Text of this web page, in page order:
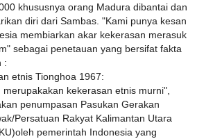
khususnya orang Madura dibantai dan
diri dari Sambas. "Kami punya kesan
membiarkan akar kekerasan merasuk
sebagai penetauan yang bersifat fakta
:
etnis Tionghoa 1967:
merupakakan kekerasan etnis murni",
penumpasan Pasukan Gerakan
Persatuan Rakyat Kalimantan Utara
pemerintah Indonesia yang